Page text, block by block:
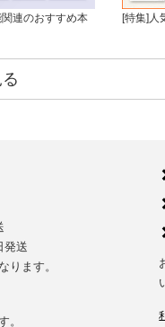
連のおすすめ本
[特集]人
発送
ります。
。